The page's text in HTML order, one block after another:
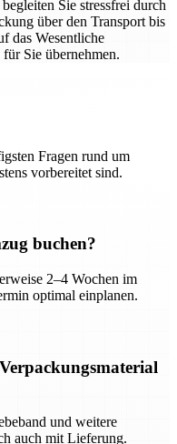
Sie stressfrei durch
über den Transport bis
das Wesentliche
Sie übernehmen.
Fragen rund um
vorbereitet sind.
buchen?
2–4 Wochen im
optimal einplanen.
und weitere
auch mit Lieferung.